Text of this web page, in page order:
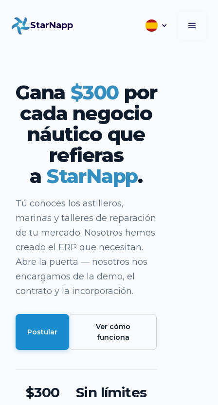
StarNapp
Gana $300 por
cada negocio
náutico que
refieras
a StarNapp.
Tú conoces los astilleros,
marinas y talleres de reparación
de tu mercado. Nosotros hemos
creado el ERP que necesitan.
Abre la puerta — nosotros nos
encargamos de la demo, el
contrato y la incorporación.
Postular
Ver cómo
funciona
$300 Sin límites